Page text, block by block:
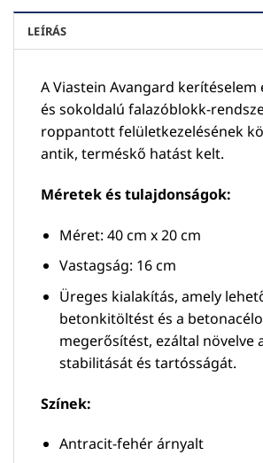
LEÍRÁS
A Viastein Avangard kerítéselem
és sokoldalú falazóblokk-
roppantott felületkezelésének
antik, terméskő hatást kelt.
Méretek és tulajdonságok:
Méret: 40 cm x 20 cm
Vastagság: 16 cm
Üreges kialakítás, amely
betonkitöltést és a
megerősítést, ezáltal növelve
stabilitását és tartósságát.
Színek:
Antracit-fehér árnyalt